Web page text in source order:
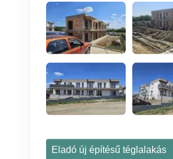
Eladó új építésű téglalakás